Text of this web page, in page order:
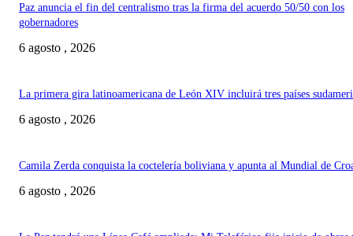
Paz anuncia el fin del centralismo tras la firma del acuerdo 50/50 con los
gobernadores
6 agosto , 2026
La primera gira latinoamericana de León XIV incluirá tres países
6 agosto , 2026
Camila Zerda conquista la coctelería boliviana y apunta al Mundial de
6 agosto , 2026